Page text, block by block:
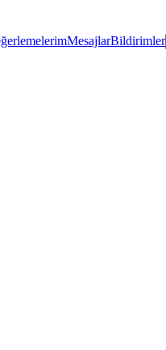
MesajlarBildirimler